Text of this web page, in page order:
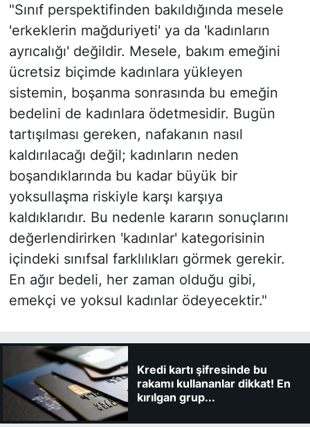
"Sınıf perspektifinden bakıldığında mesele
'erkeklerin mağduriyeti' ya da 'kadınların
ayrıcalığı' değildir. Mesele, bakım emeğini
ücretsiz biçimde kadınlara yükleyen
sistemin, boşanma sonrasında bu emeğin
bedelini de kadınlara ödetmesidir. Bugün
tartışılması gereken, nafakanın nasıl
kaldırılacağı değil; kadınların neden
boşandıklarında bu kadar büyük bir
yoksullaşma riskiyle karşı karşıya
kaldıklarıdır. Bu nedenle kararın sonuçlarını
değerlendirirken 'kadınlar' kategorisinin
içindeki sınıfsal farklılıkları görmek gerekir.
En ağır bedeli, her zaman olduğu gibi,
emekçi ve yoksul kadınlar ödeyecektir."
Kredi kartı şifresinde bu
rakamı kullananlar dikkat! En
kırılgan grup...